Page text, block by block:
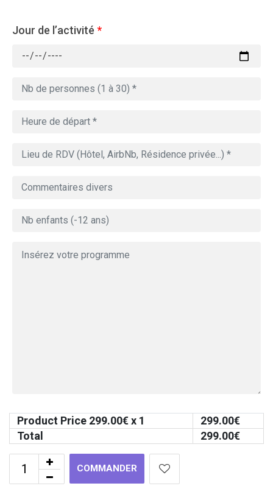
Jour de l’activité *
Product Price 299.00€ x 1 299.00€
Total
299.00€
COMMANDER